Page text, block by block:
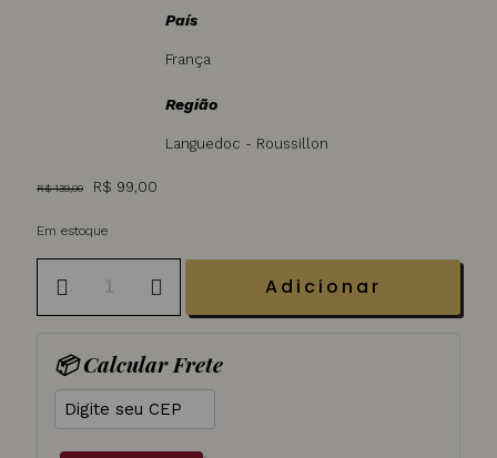
País
França
Região
Languedoc - Roussillon
R$139,00
O
original
R$ 99,00
Em estoque
Vendanges
Pays
DOC
Adicionar
📦 Calcular Frete